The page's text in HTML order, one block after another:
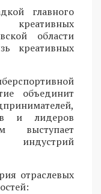
главного
области
креативных
объединит
и лидеров
выступает
индустрий
отраслевых